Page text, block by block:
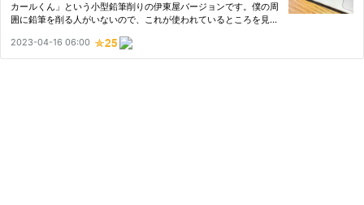
カールくん」という小型鉛筆削りの伊東屋バージョンです。僕の周
囲に鉛筆を削る人がいないので、これが使われているところを見た
ストラップ付きという部分を利用して、ペンケースに付けていざ…
2023-04-16 06:00